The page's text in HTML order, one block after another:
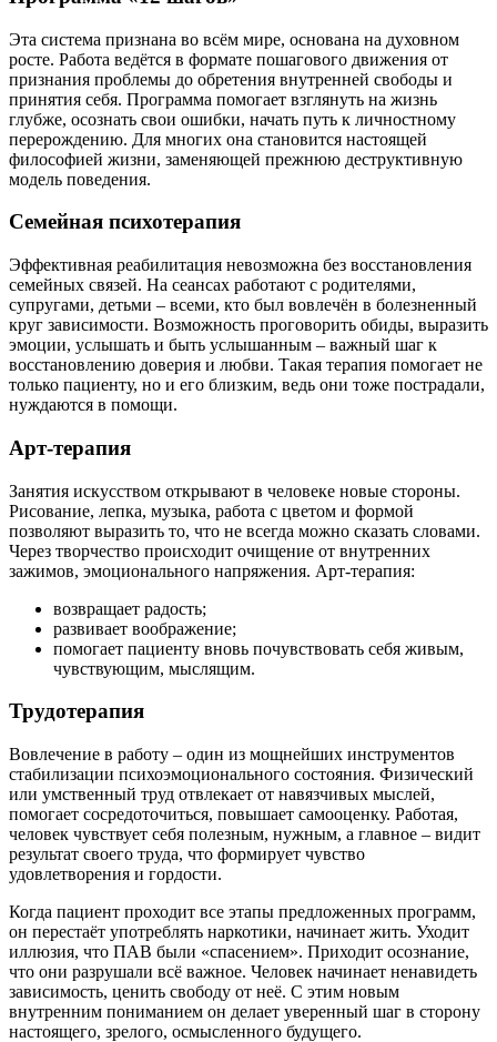
Эта система признана во всём мире, основана на духовном
росте. Работа ведётся в формате пошагового движения от
признания проблемы до обретения внутренней свободы и
принятия себя. Программа помогает взглянуть на жизнь
глубже, осознать свои ошибки, начать путь к личностному
перерождению. Для многих она становится настоящей
философией жизни, заменяющей прежнюю деструктивную
модель поведения.
Семейная психотерапия
Эффективная реабилитация невозможна без восстановления
семейных связей. На сеансах работают с родителями,
супругами, детьми – всеми, кто был вовлечён в болезненный
круг зависимости. Возможность проговорить обиды, выразить
эмоции, услышать и быть услышанным – важный шаг к
восстановлению доверия и любви. Такая терапия помогает не
только пациенту, но и его близким, ведь они тоже пострадали,
нуждаются в помощи.
Арт-терапия
Занятия искусством открывают в человеке новые стороны.
Рисование, лепка, музыка, работа с цветом и формой
позволяют выразить то, что не всегда можно сказать словами.
Через творчество происходит очищение от внутренних
зажимов, эмоционального напряжения. Арт-терапия:
возвращает радость;
развивает воображение;
помогает пациенту вновь почувствовать себя живым,
чувствующим, мыслящим.
Трудотерапия
Вовлечение в работу – один из мощнейших инструментов
стабилизации психоэмоционального состояния. Физический
или умственный труд отвлекает от навязчивых мыслей,
помогает сосредоточиться, повышает самооценку. Работая,
человек чувствует себя полезным, нужным, а главное – видит
результат своего труда, что формирует чувство
удовлетворения и гордости.
Когда пациент проходит все этапы предложенных программ,
он перестаёт употреблять наркотики, начинает жить. Уходит
иллюзия, что ПАВ были «спасением». Приходит осознание,
что они разрушали всё важное. Человек начинает ненавидеть
зависимость, ценить свободу от неё. С этим новым
внутренним пониманием он делает уверенный шаг в сторону
настоящего, зрелого, осмысленного будущего.